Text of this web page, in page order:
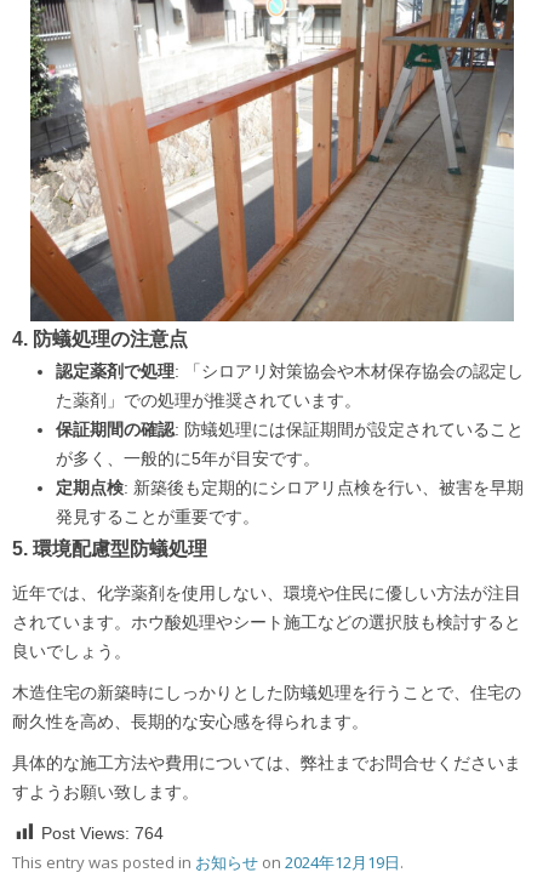
4. 防蟻処理の注意点
認定薬剤で処理: 「シロアリ対策協会や木材保存協会の認定し
た薬剤」での処理が推奨されています。
保証期間の確認: 防蟻処理には保証期間が設定されていること
が多く、一般的に5年が目安です。
定期点検: 新築後も定期的にシロアリ点検を行い、被害を早期
発見することが重要です。
5. 環境配慮型防蟻処理
近年では、化学薬剤を使用しない、環境や住民に優しい方法が注目
されています。ホウ酸処理やシート施工などの選択肢も検討すると
良いでしょう。
木造住宅の新築時にしっかりとした防蟻処理を行うことで、住宅の
耐久性を高め、長期的な安心感を得られます。
具体的な施工方法や費用については、弊社までお問合せくださいま
すようお願い致します。
Post Views: 764
This entry was posted in お知らせ on 2024年12月19日.